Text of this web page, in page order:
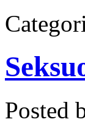
Posted